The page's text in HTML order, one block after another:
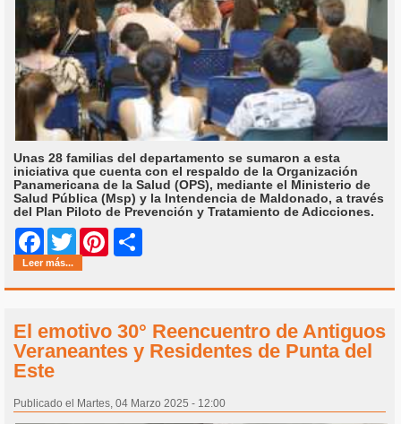
Unas 28 familias del departamento se sumaron a esta
iniciativa que cuenta con el respaldo de la Organización
Panamericana de la Salud (OPS), mediante el Ministerio de
Salud Pública (Msp) y la Intendencia de Maldonado, a través
del Plan Piloto de Prevención y Tratamiento de Adicciones.
Facebook
Twitter Pinterest
Leer más...
El emotivo 30° Reencuentro de Antiguos
Veraneantes y Residentes de Punta del
Este
Publicado el Martes, 04 Marzo 2025 - 12:00